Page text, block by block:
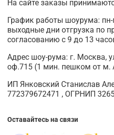
На сайте заказы
График работы шоурума: пн-
выходные дни отгрузка по
согласованию с 9 до 13
Адрес шоу-рума: г. Москва,
оф.715 (1 мин. пешком от м.
ИП Янковский Станислав
772379672471 , ОГРНИП
Оставайтесь на связи